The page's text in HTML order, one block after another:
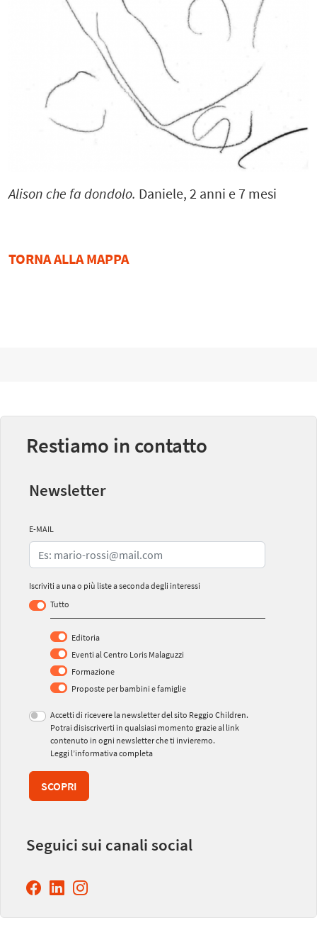
Alison che fa dondolo. Daniele, 2 anni e 7 mesi
TORNA ALLA MAPPA
Restiamo in contatto
Newsletter
E-MAIL
Iscriviti a una o più liste a seconda degli interessi
Tutto
Editoria
Eventi al Centro Loris Malaguzzi
Formazione
Proposte per bambini e famiglie
Accetti di ricevere la newsletter del sito Reggio Children.
Potrai disiscriverti in qualsiasi momento grazie al link
contenuto in ogni newsletter che ti invieremo.
Leggi l’informativa completa
SCOPRI
Seguici sui canali social